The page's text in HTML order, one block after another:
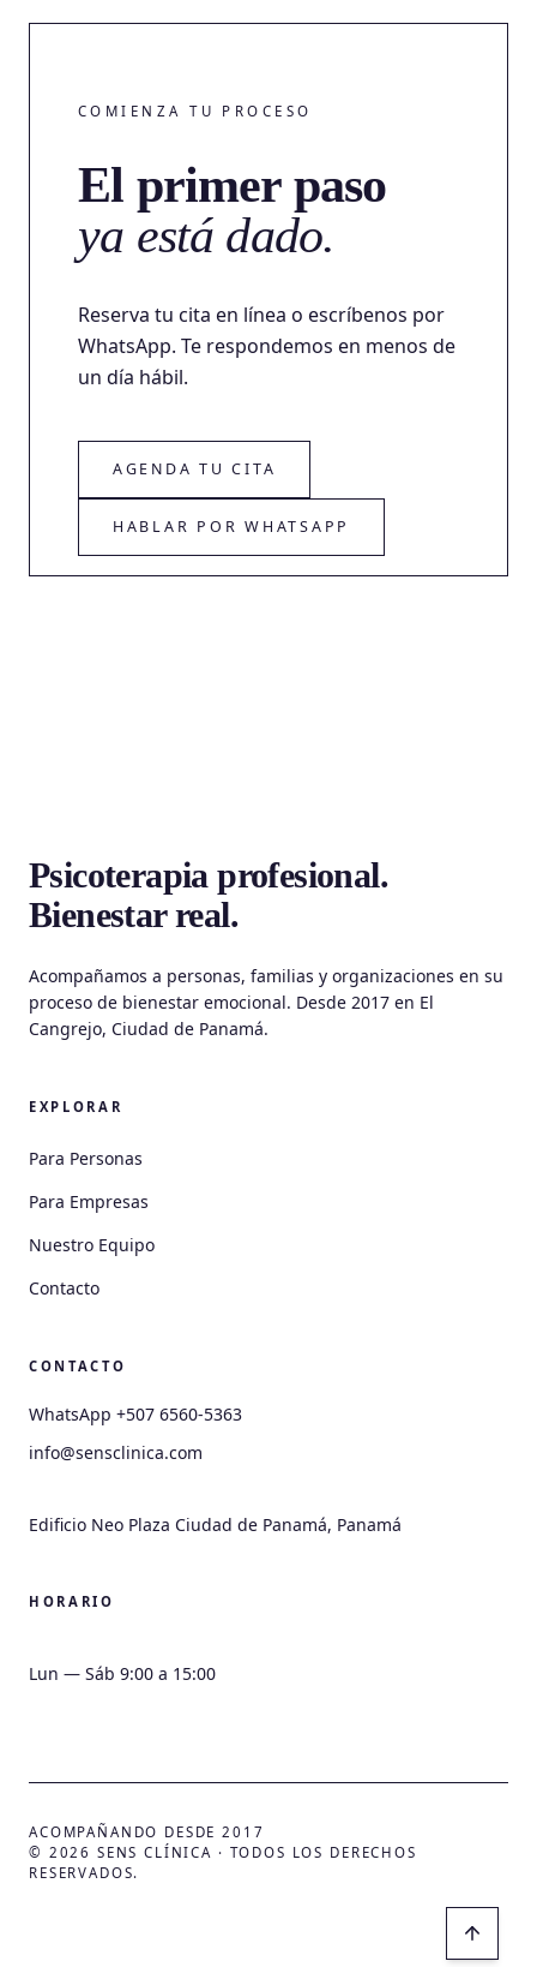
COMIENZA TU PROCESO
El primer paso
ya está dado.
Reserva tu cita en línea o escríbenos por
WhatsApp. Te respondemos en menos de
un día hábil.
AGENDA TU CITA
HABLAR POR WHATSAPP
Psicoterapia profesional.
Bienestar real.
Acompañamos a personas, familias y organizaciones en su
proceso de bienestar emocional. Desde 2017 en El
Cangrejo, Ciudad de Panamá.
EXPLORAR
Para Personas
Para Empresas
Nuestro Equipo
Contacto
CONTACTO
WhatsApp +507 6560-5363
info@sensclinica.com
HORARIO
ACOMPAÑANDO DESDE 2017
© 2026 SENS CLÍNICA · TODOS LOS DERECHOS
RESERVADOS.